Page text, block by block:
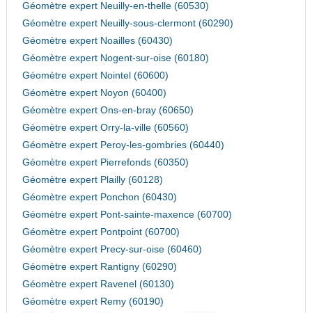
Géomètre expert Neuilly-en-thelle (60530)
Géomètre expert Neuilly-sous-clermont (60290)
Géomètre expert Noailles (60430)
Géomètre expert Nogent-sur-oise (60180)
Géomètre expert Nointel (60600)
Géomètre expert Noyon (60400)
Géomètre expert Ons-en-bray (60650)
Géomètre expert Orry-la-ville (60560)
Géomètre expert Peroy-les-gombries (60440)
Géomètre expert Pierrefonds (60350)
Géomètre expert Plailly (60128)
Géomètre expert Ponchon (60430)
Géomètre expert Pont-sainte-maxence (60700)
Géomètre expert Pontpoint (60700)
Géomètre expert Precy-sur-oise (60460)
Géomètre expert Rantigny (60290)
Géomètre expert Ravenel (60130)
Géomètre expert Remy (60190)